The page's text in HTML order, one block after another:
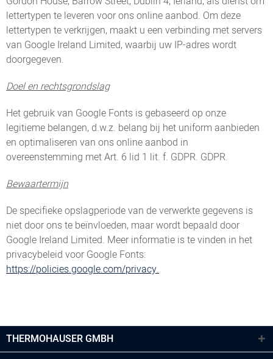
lettertypen te leveren voor ons online aanbod. Om deze
lettertypen te verkrijgen, maakt u een verbinding met servers
van Google Ireland Limited, waarbij uw IP-adres wordt
doorgegeven.
Doel en rechtsgrondslag
Het gebruik van Google Fonts is gebaseerd op onze
legitieme belangen, d.w.z. belang bij het uniform aanbieden
en optimaliseren van ons online aanbod in
overeenstemming met Art. 6 lid 1 lit. f. GDPR. GDPR.
Bewaartermijn
De specifieke opslagperiode van de verwerkte gegevens is
niet door ons te beïnvloeden, maar wordt bepaald door
Google Ireland Limited. Meer informatie is te vinden in het
privacybeleid voor Google Fonts:
https://policies.google.com/privacy.
THERMOHAUSER GMBH